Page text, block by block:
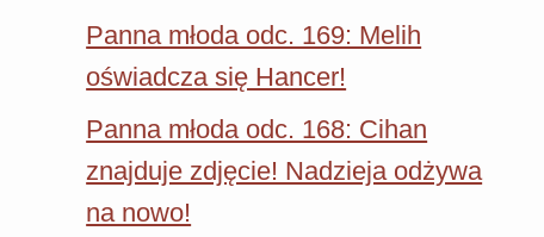
Panna młoda odc. 169: Melih
oświadcza się Hancer!
Panna młoda odc. 168: Cihan
znajduje zdjęcie! Nadzieja odżywa
na nowo!